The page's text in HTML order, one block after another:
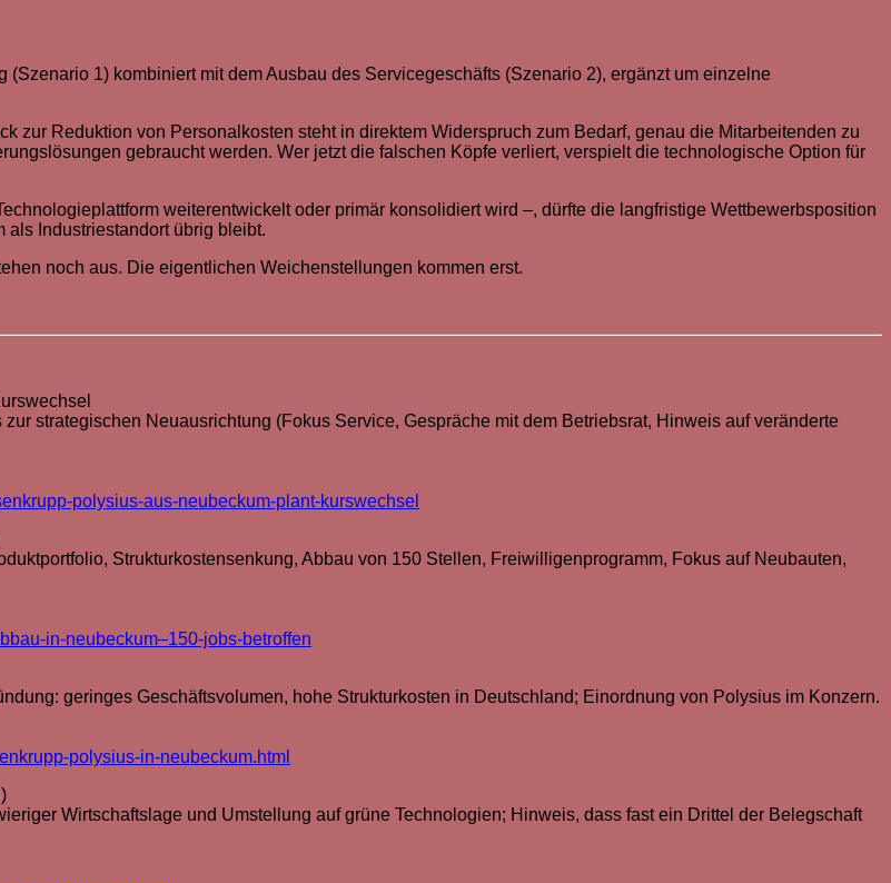
1) kombiniert mit dem Ausbau des Servicegeschäfts (Szenario 2), ergänzt um einzelne
zur Reduktion von Personalkosten steht in direktem Widerspruch zum Bedarf, genau die Mitarbeitenden zu
gebraucht werden. Wer jetzt die falschen Köpfe verliert, verspielt die technologische Option für
weiterentwickelt oder primär konsolidiert wird –, dürfte die langfristige Wettbewerbsposition
Industriestandort übrig bleibt.
noch aus. Die eigentlichen Weichenstellungen kommen erst.
strategischen Neuausrichtung (Fokus Service, Gespräche mit dem Betriebsrat, Hinweis auf veränderte
polysius-aus-neubeckum-plant-kurswechsel
Strukturkostensenkung, Abbau von 150 Stellen, Freiwilligenprogramm, Fokus auf Neubauten,
in-neubeckum–150-jobs-betroffen
geringes Geschäftsvolumen, hohe Strukturkosten in Deutschland; Einordnung von Polysius im Konzern.
polysius-in-neubeckum.html
Wirtschaftslage und Umstellung auf grüne Technologien; Hinweis, dass fast ein Drittel der Belegschaft